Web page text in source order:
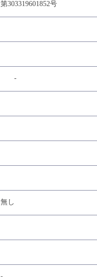
第303319601852号
-
無し